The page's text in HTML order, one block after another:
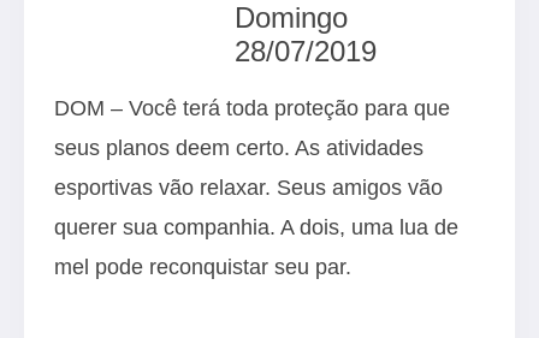
Domingo
28/07/2019
DOM – Você terá toda proteção para que
seus planos deem certo. As atividades
esportivas vão relaxar. Seus amigos vão
querer sua companhia. A dois, uma lua de
mel pode reconquistar seu par.